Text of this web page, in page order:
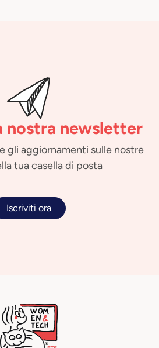
nostra newsletter
gli aggiornamenti sulle nostre
tua casella di posta
Iscriviti ora